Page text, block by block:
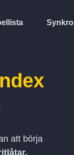
att börja